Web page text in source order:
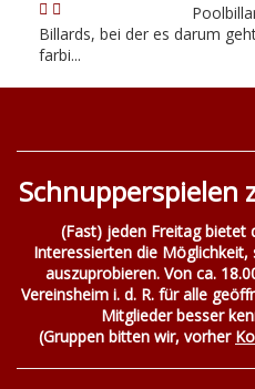
Billards, bei der es darum
farbi...
Schnupperspielen
(Fast) jeden Freitag bietet
Interessierten die Möglichkeit,
auszuprobieren. Von ca.
Vereinsheim i. d. R. für alle
Mitglieder besser
(Gruppen bitten wir, vorher